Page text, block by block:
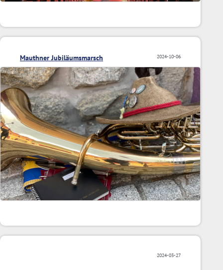
2024-10-06
Mauthner Jubiläumsmarsch
2024-03-27